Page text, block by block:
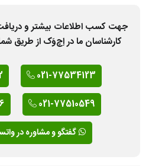
جهت کسب اطلاعات بیشتر و
کارشناسان ما در اِچ‌وَک از طریق
021-77534123
021-77510549
گفتگو و مشاوره در